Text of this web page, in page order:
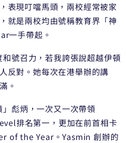
表現叮噹馬頭，兩校經常被家
就是兩校均由號稱教育界「神
一手帶起。
號召力，若我誇張說超越伊頓
反對。她每次在港舉辦的講
。
彪炳，一次又一次帶領
排名第一，更加在前首相卡
of the Year。Yasmin 創辦的